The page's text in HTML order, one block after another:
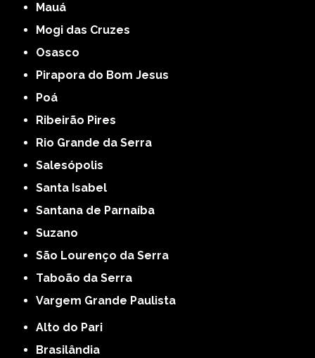
Mauá
Mogi das Cruzes
Osasco
Pirapora do Bom Jesus
Poá
Ribeirão Pires
Rio Grande da Serra
Salesópolis
Santa Isabel
Santana de Parnaíba
Suzano
São Lourenço da Serra
Taboão da Serra
Vargem Grande Paulista
Alto do Pari
Brasilândia